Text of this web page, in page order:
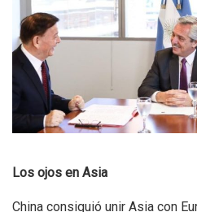
Los ojos en Asia
China consiguió unir Asia con